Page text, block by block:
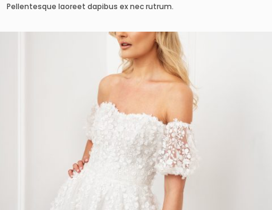
Pellentesque laoreet dapibus ex nec rutrum.